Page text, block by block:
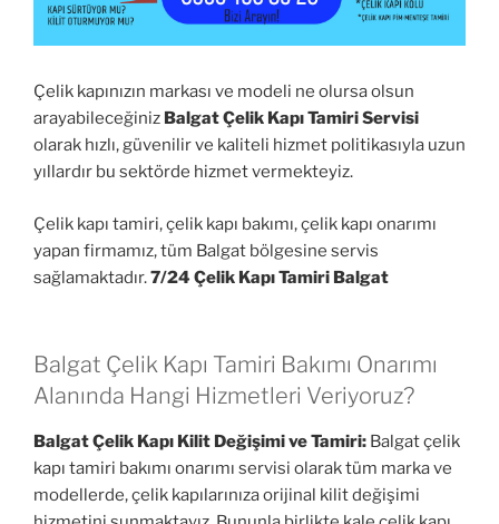
Çelik kapınızın markası ve modeli ne olursa olsun
arayabileceğiniz Balgat Çelik Kapı Tamiri Servisi
olarak hızlı, güvenilir ve kaliteli hizmet politikasıyla uzun
yıllardır bu sektörde hizmet vermekteyiz.
Çelik kapı tamiri, çelik kapı bakımı, çelik kapı onarımı
yapan firmamız, tüm Balgat bölgesine servis
sağlamaktadır.7/24 Çelik Kapı Tamiri Balgat
Balgat Çelik Kapı Tamiri Bakımı Onarımı
Alanında Hangi Hizmetleri Veriyoruz?
Balgat Çelik Kapı Kilit Değişimi ve Tamiri: Balgat çelik
kapı tamiri bakımı onarımı servisi olarak tüm marka ve
modellerde, çelik kapılarınıza orijinal kilit değişimi